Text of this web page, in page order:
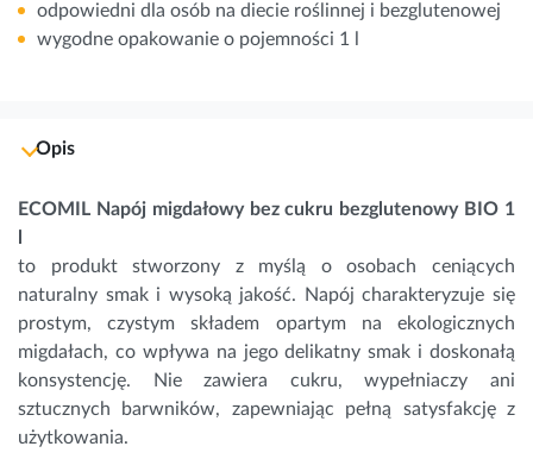
odpowiedni dla osób na diecie roślinnej i bezglutenowej
wygodne opakowanie o pojemności 1 l
Opis
ECOMIL Napój migdałowy bez cukru bezglutenowy BIO 1
to produkt stworzony z myślą o osobach ceniących
naturalny smak i wysoką jakość. Napój charakteryzuje się
prostym, czystym składem opartym na ekologicznych
migdałach, co wpływa na jego delikatny smak i doskonałą
konsystencję. Nie zawiera cukru, wypełniaczy ani
sztucznych barwników, zapewniając pełną satysfakcję z
użytkowania.